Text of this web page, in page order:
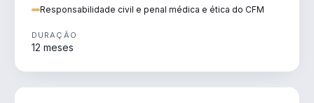
Responsabilidade civil e penal médica e ética do CFM
DURAÇÃO
12 meses